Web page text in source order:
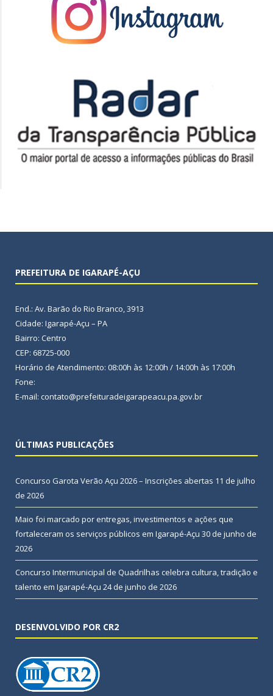
PREFEITURA DE IGARAPÉ-AÇU
End.: Av. Barão do Rio Branco, 3913
Cidade: Igarapé-Açu – PA
Bairro: Centro
CEP: 68725-000
Horário de Atendimento: 08:00h às 12:00h / 14:00h às 17:00h
Fone:
E-mail: contato@prefeituradeigarapeacu.pa.gov.br
ÚLTIMAS PUBLICAÇÕES
Concurso Garota Verão Açu 2026 – Inscrições abertas 11 de julho
de 2026
Maio foi marcado por entregas, investimentos e ações que
fortaleceram os serviços públicos em Igarapé-Açu 30 de junho de
2026
Concurso Intermunicipal de Quadrilhas celebra cultura, tradição e
talento em Igarapé-Açu 24 de junho de 2026
DESENVOLVIDO POR CR2